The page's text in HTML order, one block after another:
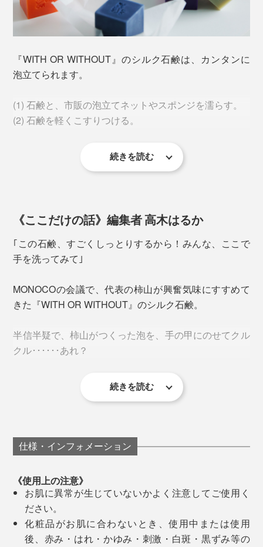
泡を流した後も、セリシンは、肌から落ちにくいこと
だから、湯上がりの顔も体もしっとり。シルクの力って
すごい！
『WITH OR WITHOUT』は、絹織物で知られる群馬・
（まゆけば・繭をつくるための足掛かりになる糸く
ず）」を採集。
国内の養蚕農家の数は、57,230戸（1989年）から、228
戸（2020年）と、この30年で95%も減少しているので
群馬・桐生発『WITH OR WITHOUT』の使命は、
「日本の養蚕業を復興して、体にいいシルクを国内外に
もっと広める」
保湿力にすぐれたシルクは、石鹸をはじめとする化粧
品、肌に触れる衣類、食品となんでもつくれます。
しかも、捨てる部分がほとんどない万能ぶり。
「とはいえ、手間のかかるシルクより、ずっと安く大量
の生産量は圧倒的です。
し、CO2排出量も多い。
コロナ禍で、3歳になる子どもと過ごす時間が増えて、
ますます未来の環境を考えるようになりました。
『WITH OR WITHOUT』のシルク石鹸は、カンタンに
泡立てられます。
(1) 石鹸と、市販の泡立てネットやスポンジを濡らす。
(2) 石鹸を軽くこすりつける。
(3) 空気を含ませるように、泡立てネットやスポンジを
手を回しているうちに、ほら、フワッフワの泡ができあ
がり。たっぷりの泡で、 やさしく顔や体をなでるよう
に洗ってみてください。
続きを読む
《ここだけの話》編集者 高木はるか
｢この石鹸、すごくしっとりするから！みんな、ここで
手を洗ってみて｣
MONOCOの会議で、代表の柿山が興奮気味にすすめて
きた『WITH OR WITHOUT』のシルク石鹸。
半信半疑で、柿山がつくった泡を、手の甲にのせてクル
クル･･････あれ？
｢洗っている途中から、もうツルツルしてきた｣
スタッフみんなが、次々と、私も感じた｢しっとり｣を口
にし始めました。このしっとり感は、初めての体験！
疑っていた気持ちなんて忘れて(笑)、すっかり気に入
り、家でも使うようになりました。
肌しっとりの洗い心地はもちろんですが、フワフワのキ
続きを読む
仕様・インフォメーション
《使用上の注意》
お肌に異常が生じていないかよく注意してご使用く
ださい。
化粧品がお肌に合わないとき、使用中または使用
後、赤み・はれ・かゆみ・刺激・白斑・黒ずみ等の